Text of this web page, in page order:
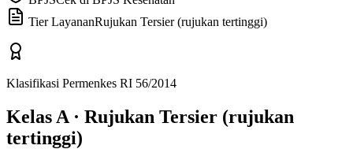
Tier LayananRujukan Tersier (rujukan tertinggi)
Klasifikasi Permenkes RI 56/2014
Kelas A · Rujukan Tersier (rujukan
tertinggi)